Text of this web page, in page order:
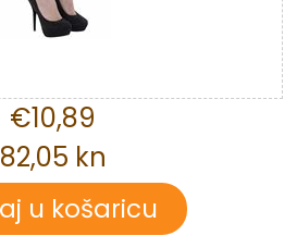
€10,89
82,05 kn